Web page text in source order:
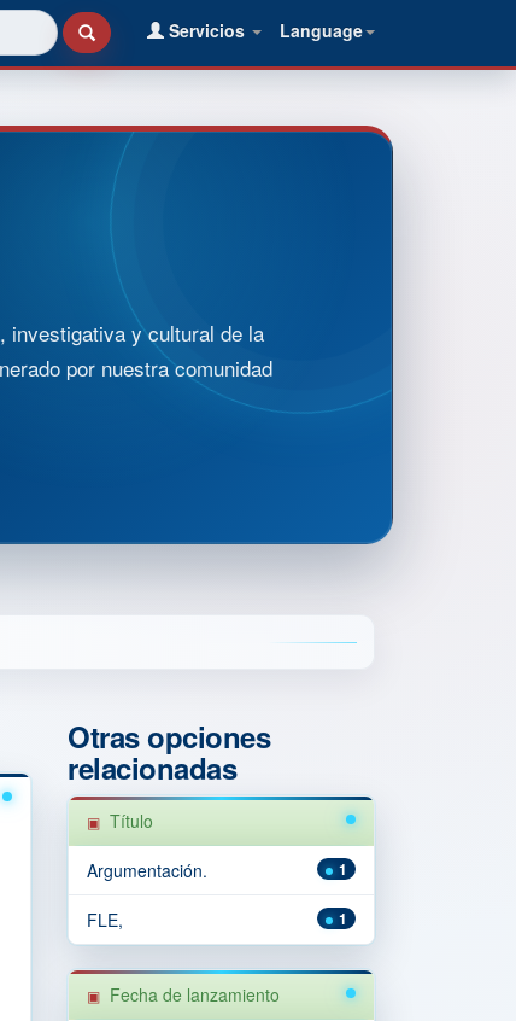
Language
Servicios
investigativa y cultural de la
por nuestra comunidad
Otras opciones
relacionadas
Título
1
Argumentación.
1
FLE,
Fecha de lanzamiento